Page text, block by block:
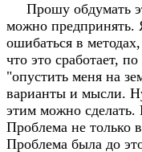
Прошу обдумать
можно предпринять.
ошибаться в
что это сработает,
"опустить меня на
варианты и мысли.
этим можно сделать.
Проблема не только
Проблема была до